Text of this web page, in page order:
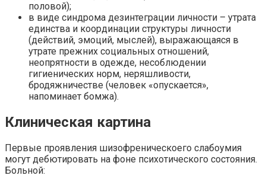
половой);
в виде синдрома дезинтеграции личности – утрата
единства и координации структуры личности
(действий, эмоций, мыслей), выражающаяся в
утрате прежних социальных отношений,
неопрятности в одежде, несоблюдении
гигиенических норм, неряшливости,
бродяжничестве (человек «опускается»,
напоминает бомжа).
Клиническая картина
Первые проявления шизофреническоего слабоумия
могут дебютировать на фоне психотического состояния.
Больной: